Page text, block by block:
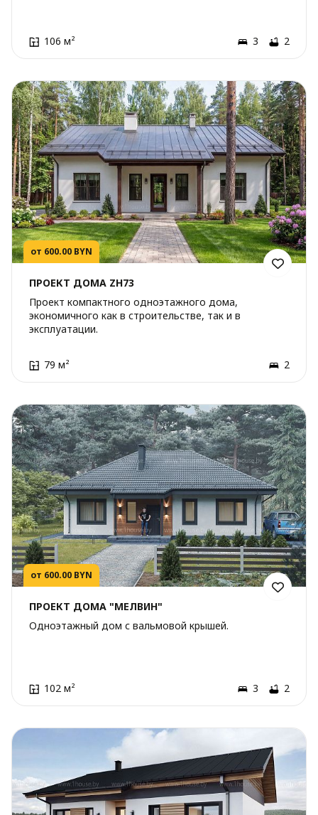
106 м² 3 2
от 600.00 BYN
ПРОЕКТ ДОМА ZH73
Проект компактного одноэтажного дома,
экономичного как в строительстве, так и в
эксплуатации.
79 м² 2
от 600.00 BYN
ПРОЕКТ ДОМА "МЕЛВИН"
Одноэтажный дом с вальмовой крышей.
102 м² 3 2